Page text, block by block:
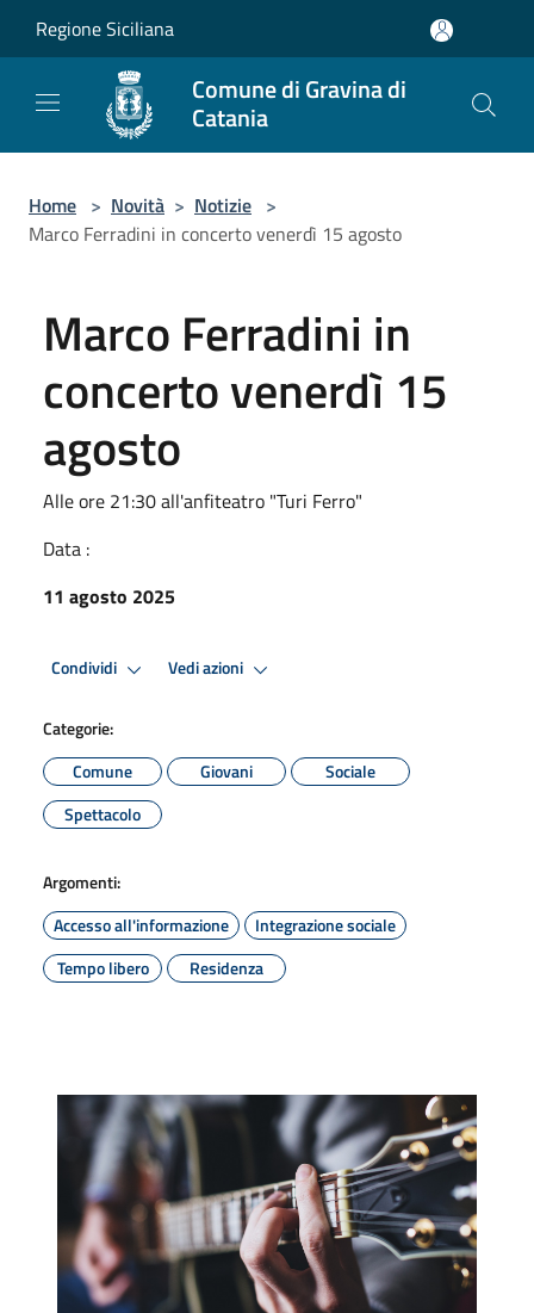
Regione Siciliana
Comune di Gravina di
Catania
Home > Novità > Notizie >
Marco Ferradini in concerto venerdì 15 agosto
Marco Ferradini in
concerto venerdì 15
agosto
Alle ore 21:30 all'anfiteatro "Turi Ferro"
Data :
11 agosto 2025
Condividi Vedi azioni
Categorie:
Comune
Giovani
Sociale
Spettacolo
Argomenti:
Accesso all'informazione
Integrazione sociale
Tempo libero
Residenza